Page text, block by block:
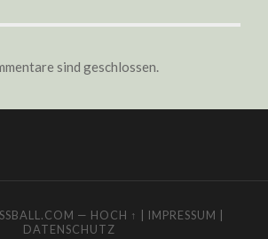
sind geschlossen.
— HOCH ↑ IMPRESSUM
DATENSCHUTZ